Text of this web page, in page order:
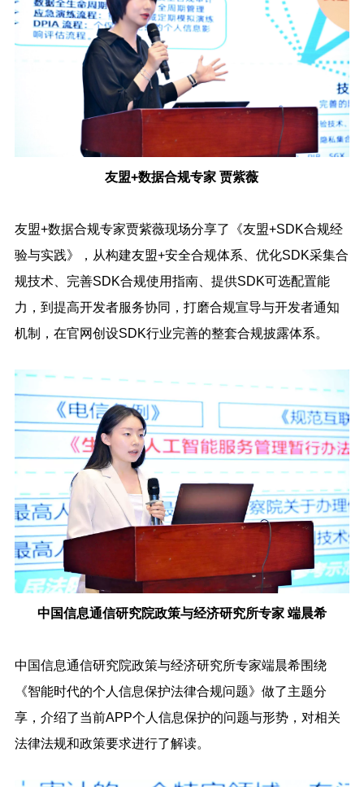
友盟+数据合规专家 贾紫薇
友盟+数据合规专家贾紫薇现场分享了《友盟+SDK合规经
验与实践》，从构建友盟+安全合规体系、优化SDK采集合
规技术、完善SDK合规使用指南、提供SDK可选配置能
力，到提高开发者服务协同，打磨合规宣导与开发者通知
机制，在官网创设SDK行业完善的整套合规披露体系。
中国信息通信研究院政策与经济研究所专家 端晨希
中国信息通信研究院政策与经济研究所专家端晨希围绕
《智能时代的个人信息保护法律合规问题》做了主题分
享，介绍了当前APP个人信息保护的问题与形势，对相关
法律法规和政策要求进行了解读。